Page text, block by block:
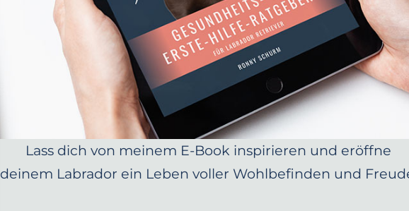
Lass dich von meinem E-Book inspirieren und eröffne
deinem Labrador ein Leben voller Wohlbefinden und